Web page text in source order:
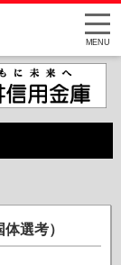
MENU
選考）